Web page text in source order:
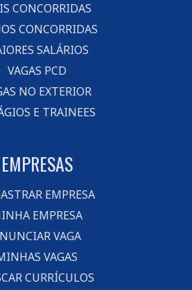
CONCORRIDAS
CONCORRIDAS
SALÁRIOS
VAGAS PCD
NO EXTERIOR
E TRAINEES
EMPRESAS
EMPRESA
EMPRESA
VAGA
VAGAS
CURRÍCULOS